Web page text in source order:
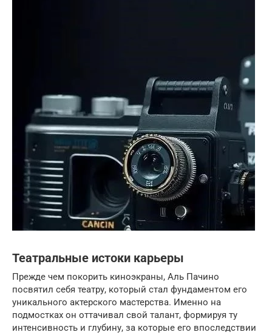
Театральные истоки карьеры
Прежде чем покорить киноэкраны, Аль Пачино
посвятил себя театру, который стал фундаментом его
уникального актерского мастерства. Именно на
подмостках он оттачивал свой талант, формируя ту
интенсивность и глубину, за которые его впоследствии